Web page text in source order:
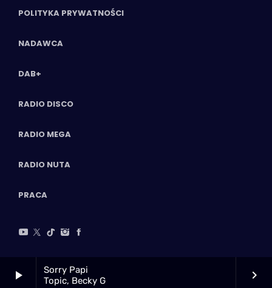
play_arrow
Sorry Papi
Topic, Becky G
keyboard_arrow_right
POLITYKA PRYWATNOŚCI
NADAWCA
DAB+
RADIO DISCO
RADIO MEGA
RADIO NUTA
PRACA